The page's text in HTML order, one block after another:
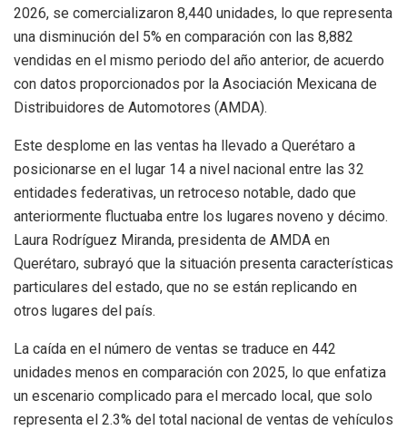
2026, se comercializaron 8,440 unidades, lo que representa
una disminución del 5% en comparación con las 8,882
vendidas en el mismo periodo del año anterior, de acuerdo
con datos proporcionados por la Asociación Mexicana de
Distribuidores de Automotores (AMDA).
Este desplome en las ventas ha llevado a Querétaro a
posicionarse en el lugar 14 a nivel nacional entre las 32
entidades federativas, un retroceso notable, dado que
anteriormente fluctuaba entre los lugares noveno y décimo.
Laura Rodríguez Miranda, presidenta de AMDA en
Querétaro, subrayó que la situación presenta características
particulares del estado, que no se están replicando en
otros lugares del país.
La caída en el número de ventas se traduce en 442
unidades menos en comparación con 2025, lo que enfatiza
un escenario complicado para el mercado local, que solo
representa el 2.3% del total nacional de ventas de vehículos